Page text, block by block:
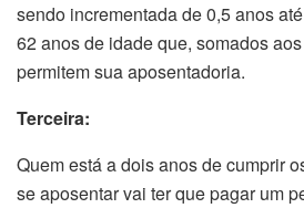
sendo incrementada de 0,5 anos
62 anos de idade que, somados
permitem sua aposentadoria.
Terceira:
Quem está a dois anos de cumprir
se aposentar vai ter que pagar um